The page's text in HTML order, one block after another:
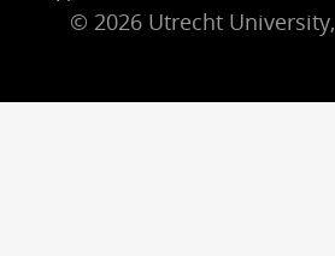
© 2026 Utrecht University,